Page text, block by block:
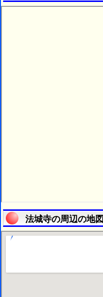
法城寺の周辺の地図